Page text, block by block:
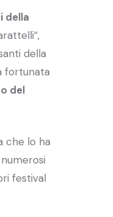
della
della
fortunata
del
che lo ha
festival